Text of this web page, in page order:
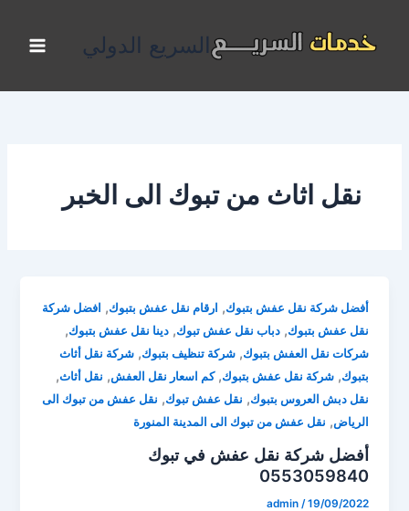
المحتوى
السريع الدولي
نقل اثاث من تبوك الى الخبر
أفضل شركة نقل عفش بتبوك, ارقام نقل عفش بتبوك, افضل شركة
نقل عفش بتبوك,دباب نقل عفش تبوك,دينا نقل عفش بتبوك,
شركات نقل العفش بتبوك,شركة تنظيف بتبوك,شركة نقل أثاث
بتبوك,شركة نقل عفش بتبوك,كم اسعار نقل العفش, نقل أثاث,
نقل دبش العروس بتبوك, نقل عفش تبوك, نقل عفش من تبوك الى
الرياض, نقل عفش من تبوك الى المدينة المنورة
أفضل شركة نقل عفش في تبوك
0553059840
admin /19/09/2022